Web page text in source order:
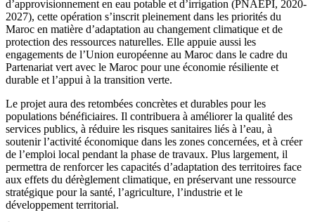
d’approvisionnement en eau potable et d’irrigation (PNAEPI, 2020-
2027), cette opération s’inscrit pleinement dans les priorités du
Maroc en matière d’adaptation au changement climatique et de
protection des ressources naturelles. Elle appuie aussi les
engagements de l’Union européenne au Maroc dans le cadre du
Partenariat vert avec le Maroc pour une économie résiliente et
durable et l’appui à la transition verte.
Le projet aura des retombées concrètes et durables pour les
populations bénéficiaires. Il contribuera à améliorer la qualité des
services publics, à réduire les risques sanitaires liés à l’eau, à
soutenir l’activité économique dans les zones concernées, et à créer
de l’emploi local pendant la phase de travaux. Plus largement, il
permettra de renforcer les capacités d’adaptation des territoires face
aux effets du dérèglement climatique, en préservant une ressource
stratégique pour la santé, l’agriculture, l’industrie et le
développement territorial.